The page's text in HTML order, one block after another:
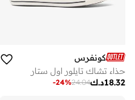
كونفرس
حذاء تشاك تايلور اول ستار
د.ك18.32
24.04
-24%